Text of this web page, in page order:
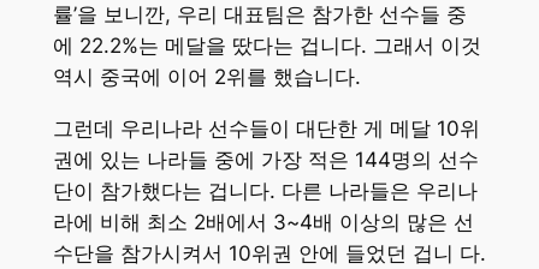
률’을 보니깐, 우리 대표팀은 참가한 선수들 중
에 22.2%는 메달을 땄다는 겁니다. 그래서 이것
역시 중국에 이어 2위를 했습니다.
그런데 우리나라 선수들이 대단한 게 메달 10위
권에 있는 나라들 중에 가장 적은 144명의 선수
단이 참가했다는 겁니다. 다른 나라들은 우리나
라에 비해 최소 2배에서 3~4배 이상의 많은 선
수단을 참가시켜서 10위권 안에 들었던 겁니 다.